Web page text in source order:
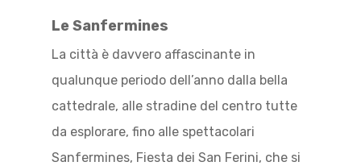
Le Sanfermines
La città è davvero affascinante in
qualunque periodo dell’anno dalla bella
cattedrale, alle stradine del centro tutte
da esplorare, fino alle spettacolari
Sanfermines, Fiesta dei San Ferini, che si